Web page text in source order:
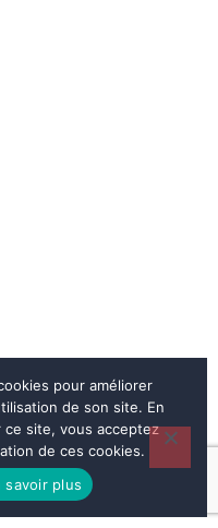
pour améliorer
de son site. En
site, vous acceptez
de ces cookies.
savoir plus